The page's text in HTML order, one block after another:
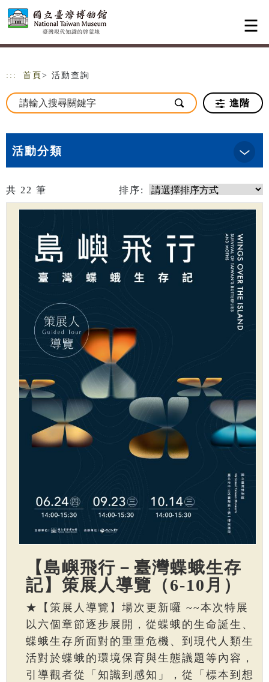
跳到主要內容
網站導覽
::: 首頁 > 活動查詢
進階
活動分類
共 22 筆 排序:
【島嶼飛行－臺灣蝶蛾生存
記】策展人導覽（6-10月）
★【策展人導覽】場次更新囉 ~~本次特展
以六個章節逐步展開，從蝶蛾的生命誕生、
蝶蛾生存所面對的重重危機、到現代人類生
活對於蝶蛾的環境保育與生態議題等內容，
引導觀者從「知識到感知」，從「標本到想